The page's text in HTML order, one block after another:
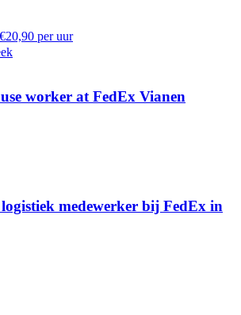
per uur
worker at FedEx Vianen
medewerker bij FedEx in